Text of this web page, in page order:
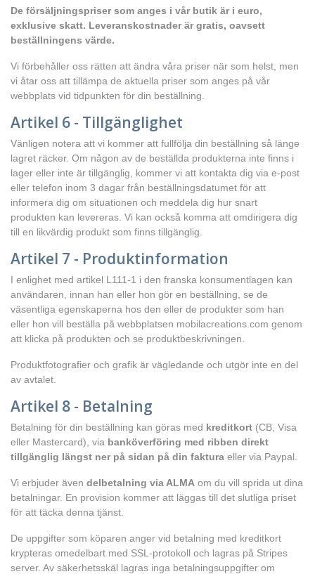
De försäljningspriser som anges i vår butik är i euro,
exklusive skatt. Leveranskostnader är gratis, oavsett
beställningens värde.
Vi förbehåller oss rätten att ändra våra priser när som helst, men
vi åtar oss att tillämpa de aktuella priser som anges på vår
webbplats vid tidpunkten för din beställning.
Artikel 6 - Tillgänglighet
Vänligen notera att vi kommer att fullfölja din beställning så länge
lagret räcker. Om någon av de beställda produkterna inte finns i
lager eller inte är tillgänglig, kommer vi att kontakta dig via e-post
eller telefon inom 3 dagar från beställningsdatumet för att
informera dig om situationen och meddela dig hur snart
produkten kan levereras. Vi kan också komma att omdirigera dig
till en likvärdig produkt som finns tillgänglig.
Artikel 7 - Produktinformation
I enlighet med artikel L111-1 i den franska konsumentlagen kan
användaren, innan han eller hon gör en beställning, se de
väsentliga egenskaperna hos den eller de produkter som han
eller hon vill beställa på webbplatsen mobilacreations.com genom
att klicka på produkten och se produktbeskrivningen.
Produktfotografier och grafik är vägledande och utgör inte en del
av avtalet.
Artikel 8 - Betalning
Betalning för din beställning kan göras med kreditkort (CB, Visa
eller Mastercard), via banköverföring med ribben direkt
tillgänglig längst ner på sidan på din faktura eller via Paypal.
Vi erbjuder även delbetalning via ALMA om du vill sprida ut dina
betalningar. En provision kommer att läggas till det slutliga priset
för att täcka denna tjänst.
De uppgifter som köparen anger vid betalning med kreditkort
krypteras omedelbart med SSL-protokoll och lagras på Stripes
server. Av säkerhetsskäl lagras inga betalningsuppgifter om